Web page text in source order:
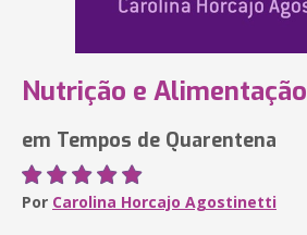
Nutrição e Alimentação
em Tempos de Quarentena
Por Carolina Horcajo Agostinetti